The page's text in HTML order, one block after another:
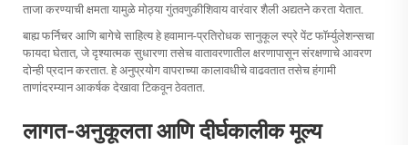
ताजा करण्याची क्षमता यामुळे मोठ्या गुंतवणुकीशिवाय वारंवार शैली अद्यतने करता येतात.
बाह्य फर्निचर आणि बागेचे साहित्य हे हवामान-प्रतिरोधक सानुकूल स्प्रे पेंट फॉर्म्युलेशन्सचा
फायदा घेतात, जे दृश्यात्मक सुधारणा तसेच वातावरणातील क्षरणापासून संरक्षणाचे आवरण
दोन्ही प्रदान करतात. हे अनुप्रयोग वापराच्या कालावधीचे वाढवतात तसेच हंगामी
ताणांदरम्यान आकर्षक देखावा टिकवून ठेवतात.
लागत-अनुकूलता आणि दीर्घकालीक मूल्य